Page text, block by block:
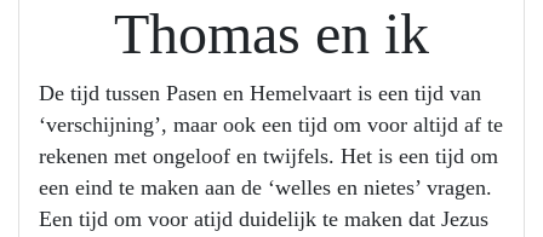
Thomas en ik
De tijd tussen Pasen en Hemelvaart is een tijd van
‘verschijning’, maar ook een tijd om voor altijd af te
rekenen met ongeloof en twijfels. Het is een tijd om
een eind te maken aan de ‘welles en nietes’ vragen.
Een tijd om voor atijd duidelijk te maken dat Jezus